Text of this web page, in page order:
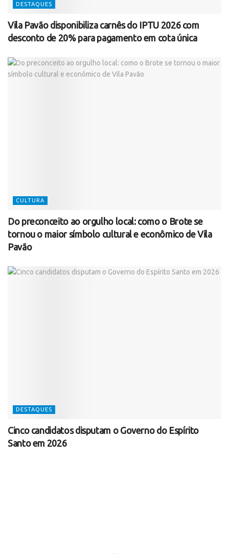
DESTAQUES
Vila Pavão disponibiliza carnês do IPTU 2026 com
desconto de 20% para pagamento em cota única
CULTURA
Do preconceito ao orgulho local: como o Brote se
tornou o maior símbolo cultural e econômico de Vila
Pavão
DESTAQUES
Cinco candidatos disputam o Governo do Espírito
Santo em 2026